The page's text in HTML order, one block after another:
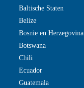
Baltische Staten
Belize
Bosnie en Herzegovina
Botswana
Chili
Ecuador
Guatemala